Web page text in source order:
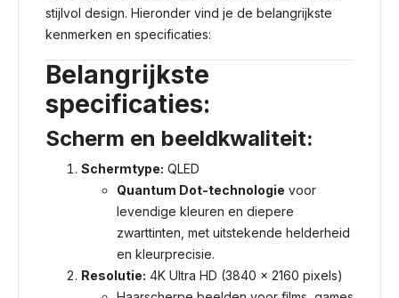
stijlvol design. Hieronder vind je de belangrijkste
kenmerken en specificaties:
Belangrijkste
specificaties:
Scherm en beeldkwaliteit:
Schermtype: QLED
Quantum Dot-technologie voor
levendige kleuren en diepere
zwarttinten, met uitstekende helderheid
en kleurprecisie.
Resolutie: 4K Ultra HD (3840 x 2160 pixels)